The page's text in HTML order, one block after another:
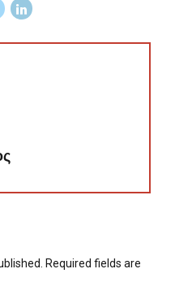
Required fields are